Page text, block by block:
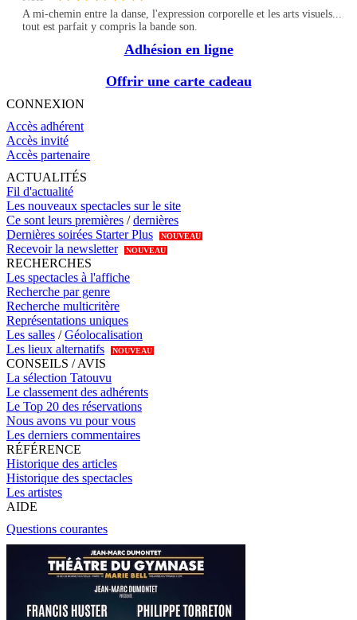
A mi-chemin entre la danse, l'expression corporelle et les arts visuels...
tout est parfait y compris la bande son.
Adhésion en ligne
Offrir une carte cadeau
CONNEXION
Accès adhérent
Accès invité
Accès partenaire
ACTUALITÉS
Fil d'actualité
Les nouveaux spectacles sur le site
Ce sont leurs premières /dernières
Dernières soirées Starter Plus
NOUVEAU
Recevoir la newsletter NOUVEAU
RECHERCHES
Les spectacles à l'affiche
Recherche par genre
Recherche multicritère
Représentations uniques
Les salles /Géolocalisation
Les lieux alternatifs
NOUVEAU
CONSEILS / AVIS
La sélection Tatouvu
Le classement des adhérents
Le Top 20 des réservations
Nous avons vu pour vous
Les derniers commentaires
RÉFÉRENCE
Historique des articles
Historique des spectacles
Les artistes
AIDE
Questions courantes